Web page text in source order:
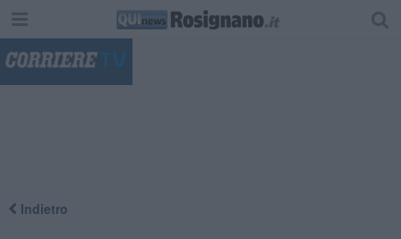
Indietro